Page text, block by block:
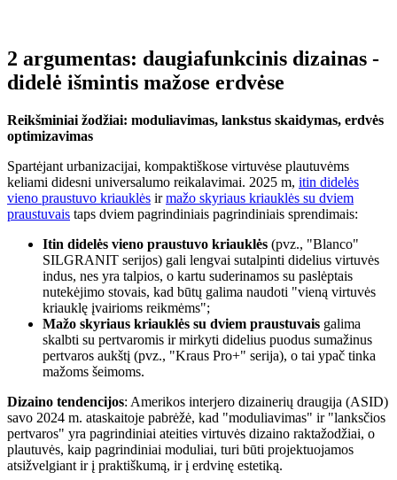
2 argumentas: daugiafunkcinis dizainas -
didelė išmintis mažose erdvėse
Reikšminiai žodžiai: moduliavimas, lankstus skaidymas, erdvės
optimizavimas
Spartėjant urbanizacijai, kompaktiškose virtuvėse plautuvėms
keliami didesni universalumo reikalavimai. 2025 m, itin didelės
vieno praustuvo kriauklės irmažo skyriaus kriauklės su dviem
praustuvais taps dviem pagrindiniais pagrindiniais sprendimais:
Itin didelės vieno praustuvo kriauklės (pvz., "Blanco"
SILGRANIT serijos) gali lengvai sutalpinti didelius virtuvės
indus, nes yra talpios, o kartu suderinamos su paslėptais
nutekėjimo stovais, kad būtų galima naudoti "vieną virtuvės
kriauklę įvairioms reikmėms";
Mažo skyriaus kriauklės su dviem praustuvais galima
skalbti su pertvaromis ir mirkyti didelius puodus sumažinus
pertvaros aukštį (pvz., "Kraus Pro+" serija), o tai ypač tinka
mažoms šeimoms.
Dizaino tendencijos: Amerikos interjero dizainerių draugija (ASID)
savo 2024 m. ataskaitoje pabrėžė, kad "moduliavimas" ir "lanksčios
pertvaros" yra pagrindiniai ateities virtuvės dizaino raktažodžiai, o
plautuvės, kaip pagrindiniai moduliai, turi būti projektuojamos
atsižvelgiant ir į praktiškumą, ir į erdvinę estetiką.